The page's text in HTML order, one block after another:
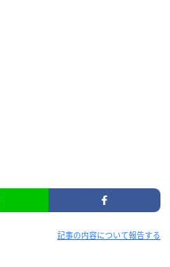
記事の内容について報告する